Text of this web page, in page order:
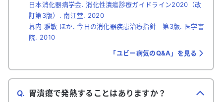
日本消化器病学会. 消化性潰瘍診療ガイドライン2020（改
訂第3版）. 南江堂. 2020
幕内 雅敏 ほか. 今日の消化器疾患治療指針 第3版. 医学書
院. 2010
「ユビー病気のQ&A」を見る
Q. 胃潰瘍で発熱することはありますか？